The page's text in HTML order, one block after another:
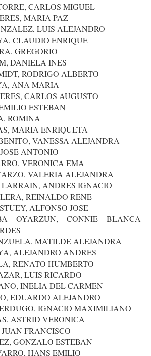
CARLOS MIGUEL
MARIA PAZ
LUIS ALEJANDRO
CLAUDIO ENRIQUE
GREGORIO
DANIELA INES
RODRIGO ALBERTO
ANA MARIA
CARLOS AUGUSTO
ESTEBAN
ROMINA
MARIA ENRIQUETA
VANESSA ALEJANDRA
ANTONIO
VERONICA EMA
VALERIA ALEJANDRA
LARRAIN, ANDRES IGNACIO
REINALDO RENE
ALFONSO JOSE
OYARZUN, CONNIE BLANCA
MATILDE ALEJANDRA
ALEJANDRO ANDRES
RENATO HUMBERTO
LUIS RICARDO
INELIA DEL CARMEN
EDUARDO ALEJANDRO
IGNACIO MAXIMILIANO
ASTRID VERONICA
FRANCISCO
GONZALO ESTEBAN
HANS EMILIO